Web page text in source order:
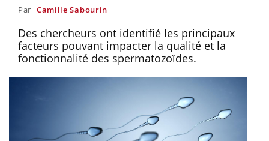
Par Camille Sabourin
Des chercheurs ont identifié les principaux
facteurs pouvant impacter la qualité et la
fonctionnalité des spermatozoïdes.